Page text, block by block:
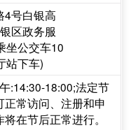
4号白银高
区政务服
坐公交车10
站下车)
:14:30-18:00;法定节
常访问、注册和申
在节后正常进行。